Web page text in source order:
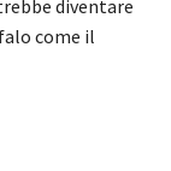
diventare
come il